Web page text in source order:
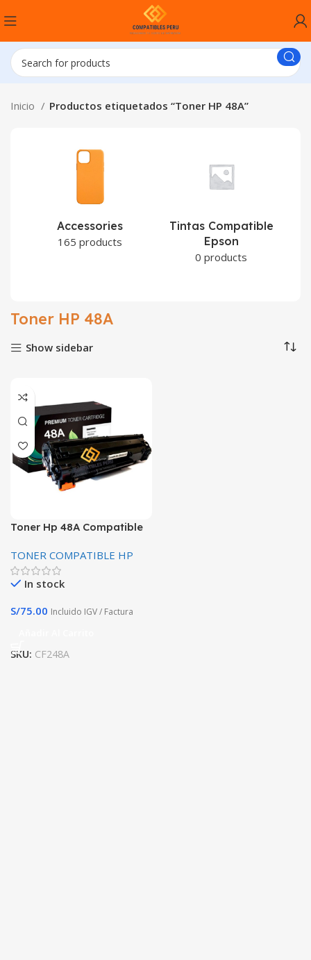
Inicio Productos etiquetados “Toner HP 48A”
Accessories
165 products
Tintas Compatible
Epson
0 products
Toner HP 48A
Show sidebar
Toner Hp 48A Compatible
Premium
TONER COMPATIBLE HP
In stock
S/75.00 Incluido IGV / Factura
SKU: CF248A